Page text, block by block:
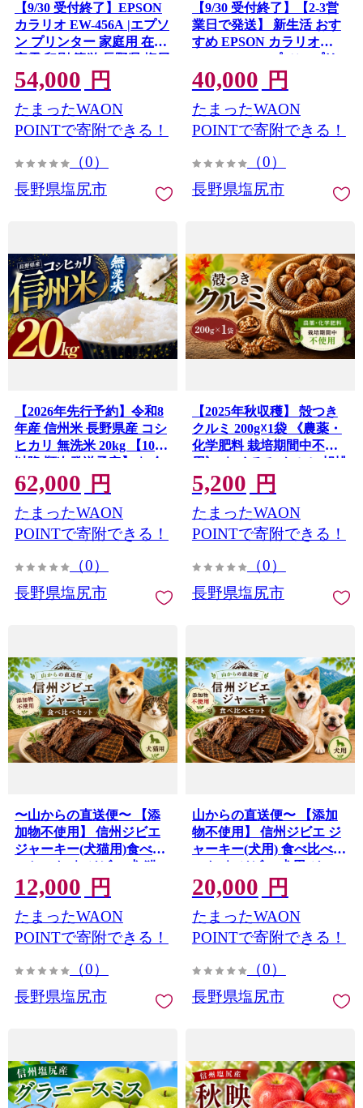
【9/30 受付終了】EPSON
カラリオ EW-456A |エプソ
ン プリンター 家庭用 在宅
家電 印刷 簡単 長野県 塩尻
市
54,000 円
たまったWAON
POINTで寄附できる！
（0）
長野県塩尻市
【9/30 受付終了】【2-3営
業日で発送】 新生活 おす
すめ EPSON カラリオ
EW-056A | エプソン プリ
ンター 家庭用 在宅 家電 印
刷 簡単 長野県 塩尻市
40,000 円
たまったWAON
POINTで寄附できる！
（0）
長野県塩尻市
【2026年先行予約】令和8
年産 信州米 長野県産 コシ
ヒカリ 無洗米 20kg 【10月
以降 順次発送予定】｜ 令
和8年産 米 コシヒカリ 無
洗米 コメ お米 おこめ 信州
米 5kg 10kg 15kg 20kg 塩尻
市 長野県 信州
62,000 円
たまったWAON
POINTで寄附できる！
（0）
長野県塩尻市
【2025年秋収穫】 殻つき
クルミ 200g☓1袋 《農薬・
化学肥料 栽培期間中不使
用》 ｜ くるみ クルミ 胡桃
殻つき プレゼント ギフト
くるみっくる 塩尻市 長野
県
5,200 円
たまったWAON
POINTで寄附できる！
（0）
長野県塩尻市
〜山からの直送便〜 【添
加物不使用】 信州ジビエ
ジャーキー(犬猫用)食べ比
べセット ｜ ジビエ 犬 猫
ジャーキー 添加物不使用
ペットフード おやつ 犬用
おやつ ドッグフード ジビ
エ 鹿肉 食べ比べ セット 長
12,000 円
たまったWAON
POINTで寄附できる！
（0）
長野県塩尻市
山からの直送便〜 【添加
物不使用】 信州ジビエ ジ
ャーキー(犬用) 食べ比べセ
ット ｜ ジビエ 犬用 ジャー
キー 添加物不使用 ペット
フード 犬 おやつ 犬用おや
つ ドッグフード ジビエ 鹿
肉 猪肉 食べ比べ セット 長
20,000 円
たまったWAON
POINTで寄附できる！
（0）
長野県塩尻市